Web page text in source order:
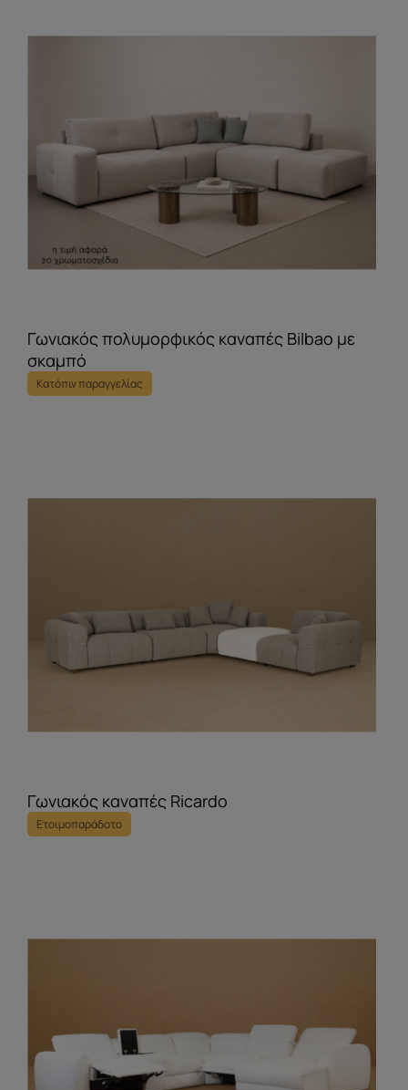
Γωνιακός πολυμορφικός καναπές Bilbao με
σκαμπό
Κατόπιν παραγγελίας
Γωνιακός καναπές Ricardo
Ετοιμοπαράδοτο